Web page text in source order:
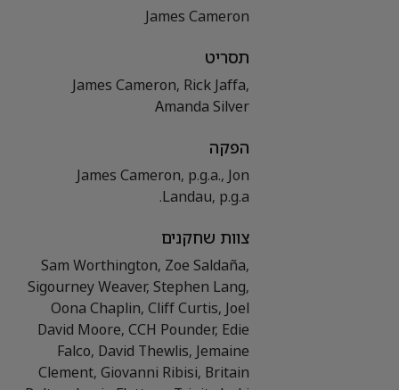
James Cameron
תסריט
James Cameron, Rick Jaffa,
Amanda Silver
הפקה
James Cameron, p.g.a., Jon
Landau, p.g.a.
צוות שחקנים
Sam Worthington, Zoe Saldaña,
Sigourney Weaver, Stephen Lang,
Oona Chaplin, Cliff Curtis, Joel
David Moore, CCH Pounder, Edie
Falco, David Thewlis, Jemaine
Clement, Giovanni Ribisi, Britain